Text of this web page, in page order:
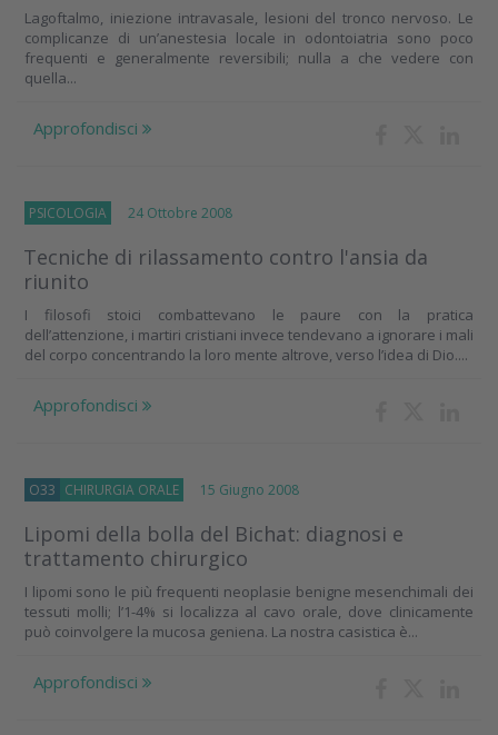
Lagoftalmo, iniezione intravasale, lesioni del tronco nervoso. Le
complicanze di un’anestesia locale in odontoiatria sono poco
frequenti e generalmente reversibili; nulla a che vedere con
quella...
Approfondisci
PSICOLOGIA 24 Ottobre 2008
Tecniche di rilassamento contro l'ansia da
riunito
I filosofi stoici combattevano le paure con la pratica
dell’attenzione, i martiri cristiani invece tendevano a ignorare i mali
del corpo concentrando la loro mente altrove, verso l’idea di Dio....
Approfondisci
O33 CHIRURGIA ORALE 15 Giugno 2008
Lipomi della bolla del Bichat: diagnosi e
trattamento chirurgico
I lipomi sono le più frequenti neoplasie benigne mesenchimali dei
tessuti molli; l’1-4% si localizza al cavo orale, dove clinicamente
può coinvolgere la mucosa geniena. La nostra casistica è...
Approfondisci